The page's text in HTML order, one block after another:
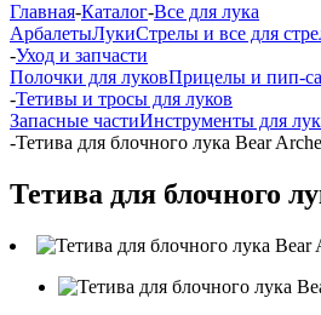
Главная-Каталог-Все для лука
АрбалетыЛукиСтрелы и все для
-Уход и запчасти
Полочки для луковПрицелы и пип-
-Тетивы и тросы для луков
Запасные частиИнструменты для
-Тетива для блочного лука Bear
Тетива для блочного